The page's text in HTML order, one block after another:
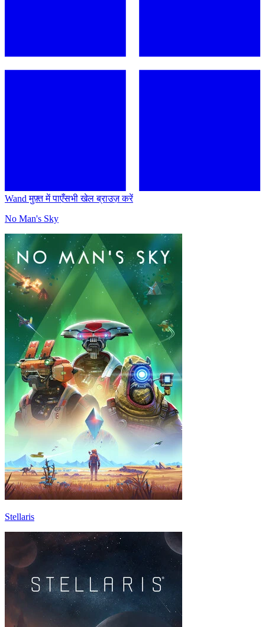
Wand मुफ़्त में पाएँसभी खेल ब्राउज़ करें
No Man's Sky
Stellaris